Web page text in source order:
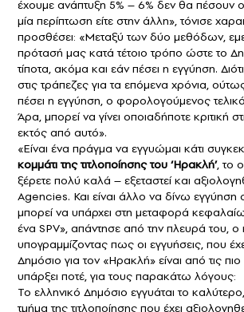
έχουμε ανάπτυξη 5% – 6% δεν θα πέσουν οι
μία περίπτωση είτε στην άλλη», τόνισε
προσθέσει: «Μεταξύ των δύο μεθόδων,
πρότασή μας κατά τέτοιο τρόπο ώστε το
τίποτα, ακόμα και εάν πέσει η εγγύηση.
στις τράπεζες για τα επόμενα χρόνια,
πέσει η εγγύηση, ο φορολογούμενος
Άρα, μπορεί να γίνει οποιαδήποτε κριτική
εκτός από αυτό».
«Είναι ένα πράγμα να εγγυώμαι κάτι
κομμάτι της τιτλοποίησης του ‘Ηρακλή’, το
ξέρετε πολύ καλά – εξεταστεί και
Agencies. Και είναι άλλο να δίνω εγγύηση
μπορεί να υπάρχει στη μεταφορά
ένα SPV», απάντησε από την πλευρά του,
υπογραμμίζοντας πως οι εγγυήσεις, που
Δημόσιο για τον «Ηρακλή» είναι από τις
υπάρξει ποτέ, για τους παρακάτω λόγους:
Το ελληνικό Δημόσιο εγγυάται το
τμήμα της τιτλοποίησης που έχει